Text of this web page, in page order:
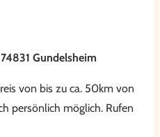
Gundelsheim
von bis zu ca. 50km von
persönlich möglich. Rufen